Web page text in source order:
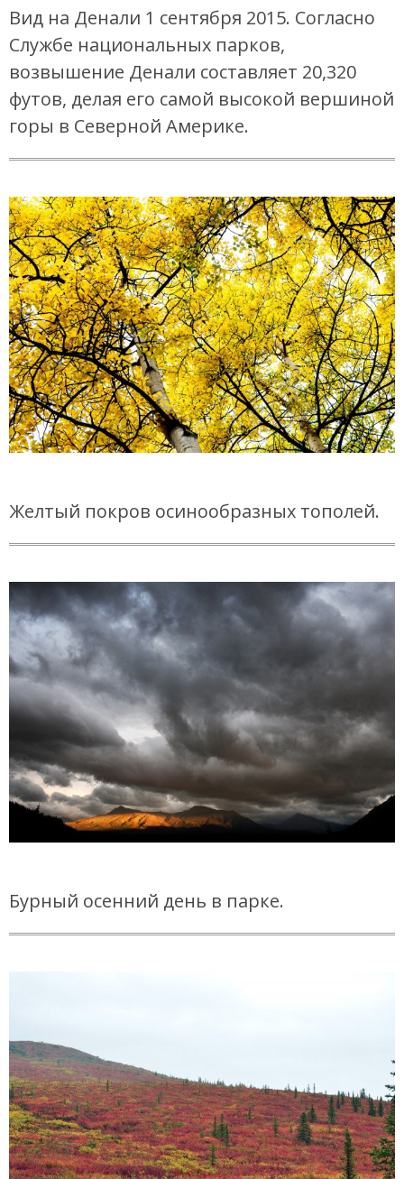
Вид на Денали 1 сентября 2015. Согласно
Службе национальных парков,
возвышение Денали составляет 20,320
футов, делая его самой высокой вершиной
горы в Северной Америке.
Желтый покров осинообразных тополей.
Бурный осенний день в парке.